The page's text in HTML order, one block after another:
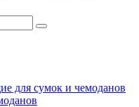
для сумок и чемоданов